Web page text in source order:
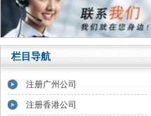
栏目导航
注册广州公司
注册香港公司